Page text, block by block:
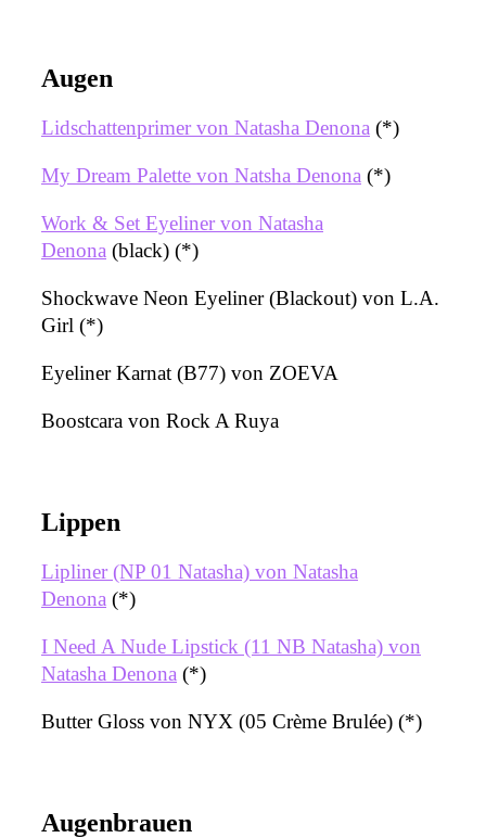
Augen
Lidschattenprimer von Natasha Denona (*)
My Dream Palette von Natsha Denona (*)
Work & Set Eyeliner von Natasha
Denona (black) (*)
Shockwave Neon Eyeliner (Blackout) von L.A.
Girl (*)
Eyeliner Karnat (B77) von ZOEVA
Boostcara von Rock A Ruya
Lippen
Lipliner (NP 01 Natasha) von Natasha
Denona (*)
I Need A Nude Lipstick (11 NB Natasha) von
Natasha Denona (*)
Butter Gloss von NYX (05 Crème Brulée) (*)
Augenbrauen